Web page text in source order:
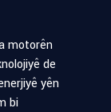
motorên
de
yên
bi